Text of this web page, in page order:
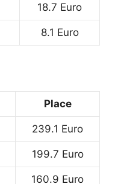
18.7 Euro
8.1 Euro
Place
239.1 Euro
199.7 Euro
160.9 Euro